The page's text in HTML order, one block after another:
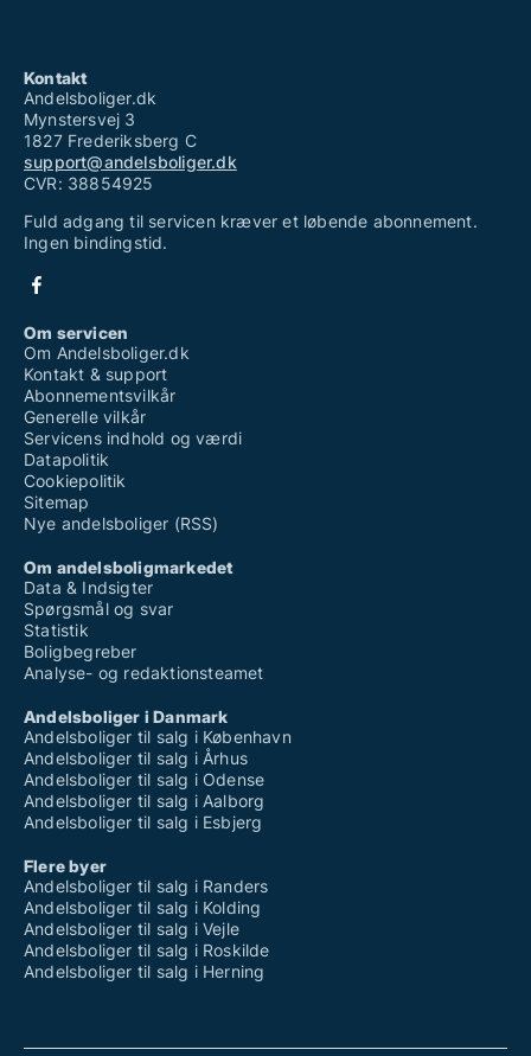
Kontakt
Andelsboliger.dk
Mynstersvej 3
1827 Frederiksberg C
support@andelsboliger.dk
CVR: 38854925
Fuld adgang til servicen kræver et løbende abonnement.
Ingen bindingstid.
Om servicen
Om Andelsboliger.dk
Kontakt & support
Abonnementsvilkår
Generelle vilkår
Servicens indhold og værdi
Datapolitik
Cookiepolitik
Sitemap
Nye andelsboliger (RSS)
Om andelsboligmarkedet
Data & Indsigter
Spørgsmål og svar
Statistik
Boligbegreber
Analyse- og redaktionsteamet
Andelsboliger i Danmark
Andelsboliger til salg i København
Andelsboliger til salg i Århus
Andelsboliger til salg i Odense
Andelsboliger til salg i Aalborg
Andelsboliger til salg i Esbjerg
Flere byer
Andelsboliger til salg i Randers
Andelsboliger til salg i Kolding
Andelsboliger til salg i Vejle
Andelsboliger til salg i Roskilde
Andelsboliger til salg i Herning